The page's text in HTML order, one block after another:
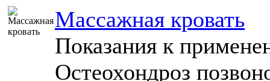
Массажная кровать
Показания к
Остеохондроз